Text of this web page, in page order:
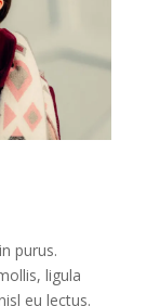
purus.
ligula
eu lectus.